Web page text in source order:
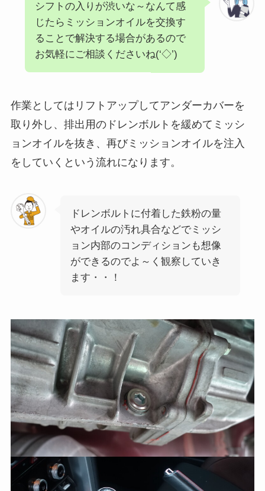
シフトの入りが渋いな～なんて感
じたらミッションオイルを交換す
ることで解決する場合があるので
お気軽にご相談くださいね(‘◇’)ゞ
作業としてはリフトアップしてアンダーカバーを
取り外し、排出用のドレンボルトを緩めてミッシ
ョンオイルを抜き、再びミッションオイルを注入
をしていくという流れになります。
ドレンボルトに付着した鉄粉の量
やオイルの汚れ具合などでミッシ
ョン内部のコンディションも想像
ができるのでよ～く観察していき
ます・・！